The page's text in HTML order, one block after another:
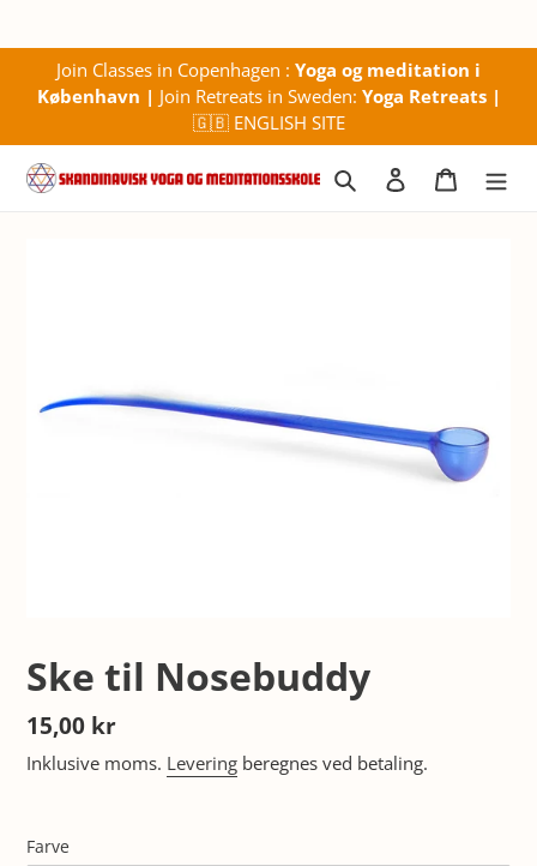
Join Classes in Copenhagen : Yoga og meditation i
København | Join Retreats in Sweden: Yoga Retreats |
🇬🇧 ENGLISH SITE
Søg Log ind
Ske til Nosebuddy
Normalpris
15,00 kr
Inklusive moms. Levering beregnes ved betaling.
Farve